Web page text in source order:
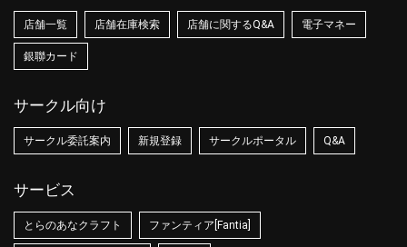
店舗一覧 店舗在庫検索 店舗に関するQ&A 電子マネー
銀聯カード
サークル向け
サークル委託案内 新規登録 サークルポータル Q&A
サービス
とらのあなクラフト ファンティア[Fantia]